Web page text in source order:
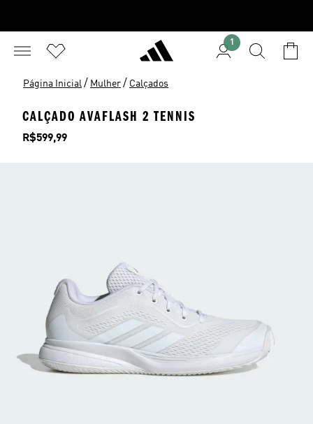
1
Página Inicial / Mulher / Calçados
CALÇADO AVAFLASH 2 TENNIS
Preço
R$599,99